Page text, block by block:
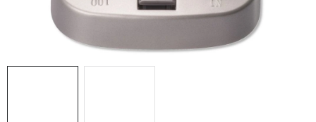
KREVETKY